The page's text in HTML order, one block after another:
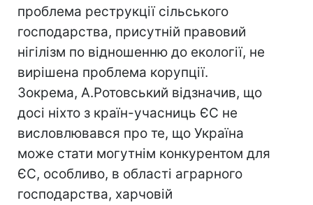
проблема реструкції сільського
господарства, присутній правовий
нігілізм по відношенню до екології, не
вирішена проблема корупції.
Зокрема, А.Ротовський відзначив, що
досі ніхто з країн-учасниць ЄС не
висловлювався про те, що Україна
може стати могутнім конкурентом для
ЄС, особливо, в області аграрного
господарства, харчовій